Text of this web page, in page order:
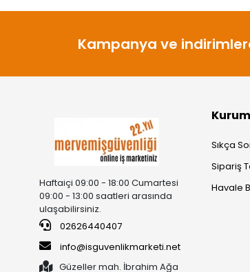
Kampanya ve
Haftaiçi 09:00 - 18:00 Cumartesi
09:00 - 13:00 saatleri arasında
ulaşabilirsiniz.
02626440407
info@isguvenlikmarketi.net
Güzeller mah. İbrahim Ağa
Sıkça
Sipariş
Havale